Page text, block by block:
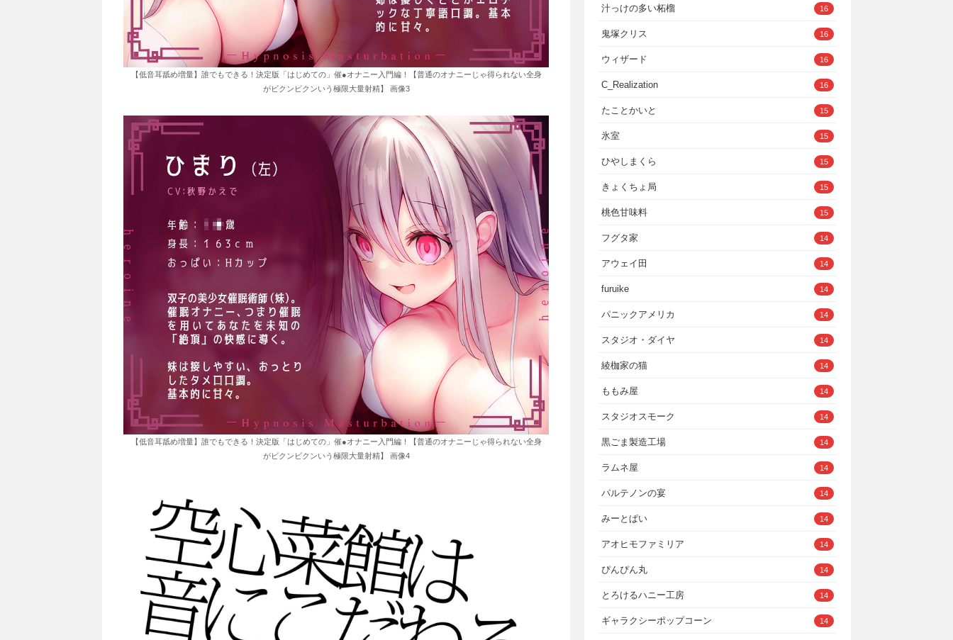
【低音耳舐め増量】誰でもできる！決定版「はじめての」催●オナニー入門編！【普通のオナニーじゃ得られない全身
がビクンビクンいう極限大量射精】 画像3
【低音耳舐め増量】誰でもできる！決定版「はじめての」催●オナニー入門編！【普通のオナニーじゃ得られない全身
がビクンビクンいう極限大量射精】 画像4
汁っけの多い柘榴 16
鬼塚クリス 16
ウィザード 16
C_Realization 16
たことかいと 15
氷室 15
ひやしまくら 15
きょくちょ局 15
桃色甘味料 15
フグタ家 14
アウェイ田 14
furuike 14
パニックアメリカ 14
スタジオ・ダイヤ 14
綾枷家の猫 14
ももみ屋 14
スタジオスモーク 14
黒ごま製造工場 14
ラムネ屋 14
パルテノンの宴 14
みーとぱい 14
アオヒモファミリア 14
ぴんぴん丸 14
とろけるハニー工房 14
ギャラクシーポップコーン 14